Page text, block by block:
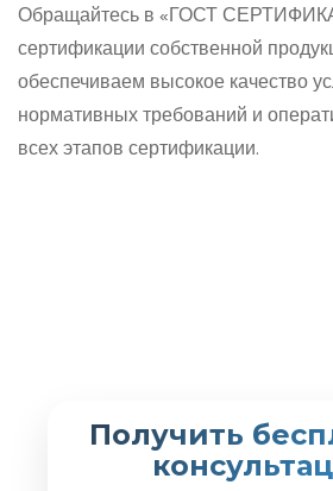
Обращайтесь в «ГОСТ
сертификации собственной
обеспечиваем высокое качество
нормативных требований и
всех этапов сертификации.
Получить